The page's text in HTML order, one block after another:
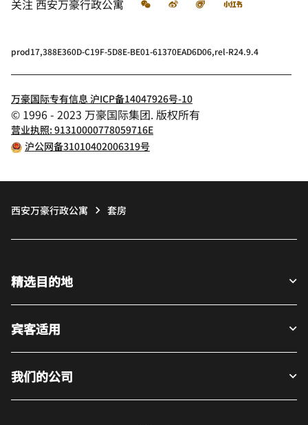
关注 西安万豪行政公寓 微信 微博 飞猪 小红书
prod17,388E360D-C19F-5D8E-BE01-61370EAD6D06,rel-R24.9.4
万豪国际专有信息 沪ICP备14047926号-10
© 1996 - 2023 万豪国际集团. 版权所有
营业执照: 91310000778059716E
沪公网备31010402006319号
西安万豪行政公寓 套房
精选目的地
宾客适用
我们的公司